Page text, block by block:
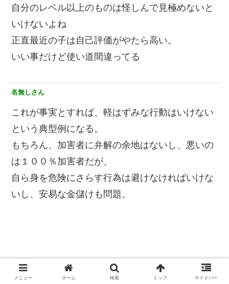
自分のレベル以上のものは怪しんで見極めないと
いけないよね
正直最近の子は自己評価がやたら高い。
いい事だけど使い道間違ってる
名無しさん
これが事実とすれば、軽はずみな行動はいけない
という典型例になる。
もちろん、加害者に弁解の余地はないし、悪いの
は１００％加害者だが、
自ら身を危険にさらす行為は避けなければいけな
いし、安易な金儲けも問題。
メニュー ホーム 検索 トップ サイドバー